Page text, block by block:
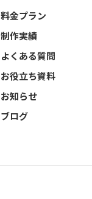
料金プラン
制作実績
よくある質問
お役立ち資料
お知らせ
ブログ